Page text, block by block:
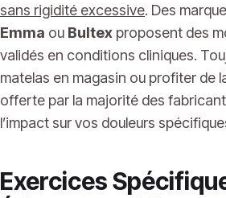
sans rigidité excessive. Des
Emma ou Bultex proposent des
validés en conditions cliniques.
matelas en magasin ou profiter de
offerte par la majorité des
l’impact sur vos douleurs
Exercices